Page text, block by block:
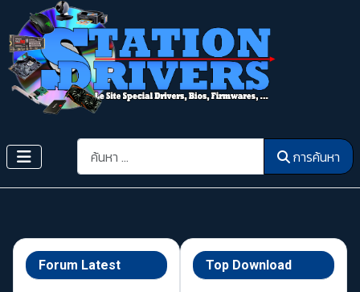
การค้นหา การค้นหา
Forum Latest Top Download